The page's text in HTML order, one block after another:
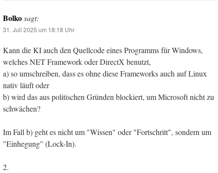
Bolkosagt:
31. Juli 2025 um 18:18 Uhr
Kann die KI auch den Quellcode eines Programms für Windows,
welches NET Framework oder DirectX benutzt,
a) so umschreiben, dass es ohne diese Frameworks auch auf Linux
nativ läuft oder
b) wird das aus politischen Gründen blockiert, um Microsoft nicht zu
schwächen?
Im Fall b) geht es nicht um "Wissen" oder "Fortschritt", sondern um
"Einhegung" (Lock-In).
2.